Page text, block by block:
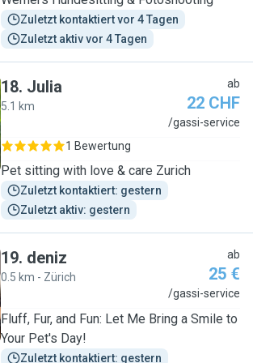
Zuletzt kontaktiert vor 4 Tagen
Zuletzt aktiv vor 4 Tagen
18. Julia
5.1 km
ab
22 CHF
/gassi-service
1 Bewertung
Pet sitting with love & care Zurich
Zuletzt kontaktiert: gestern
Zuletzt aktiv: gestern
19. deniz
0.5 km - Zürich
ab
25 €
/gassi-service
Fluff, Fur, and Fun: Let Me Bring a Smile to
Your Pet's Day!
Zuletzt kontaktiert: gestern